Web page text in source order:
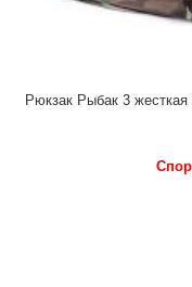
Рюкзак Рыбак 3